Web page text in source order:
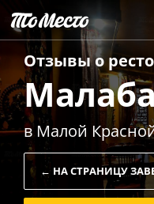
Отзывы о
в Малой
← НА СТРАНИЦУ